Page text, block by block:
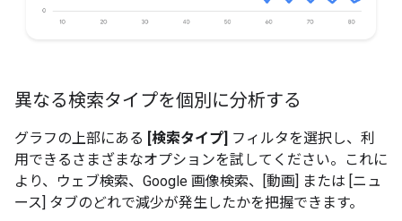
異なる検索タイプを個別に分析する
グラフの上部にある [検索タイプ] フィルタを選択し、利
用できるさまざまなオプションを試してください。これに
より、ウェブ検索、Google 画像検索、[動画] または [ニュ
ース] タブのどれで減少が発生したかを把握できます。